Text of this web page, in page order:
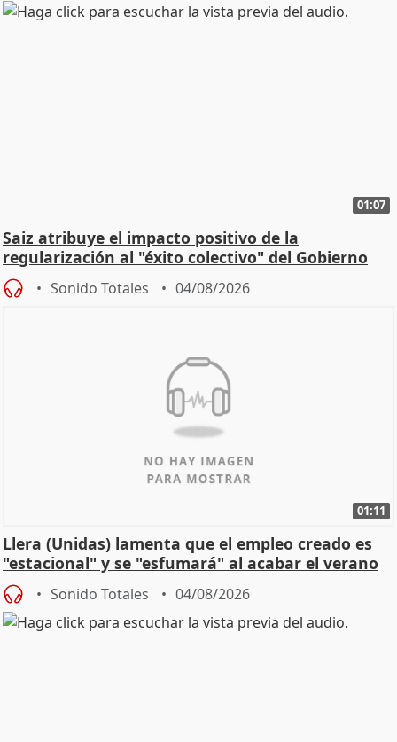
01:07
Saiz atribuye el impacto positivo de la
regularización al "éxito colectivo" del Gobierno
Sonido Totales 04/08/2026
01:11
Llera (Unidas) lamenta que el empleo creado es
"estacional" y se "esfumará" al acabar el verano
Sonido Totales 04/08/2026